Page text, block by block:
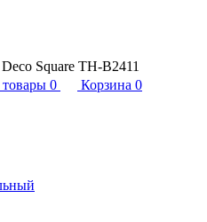
Square TH-B2411
0 Корзина 0